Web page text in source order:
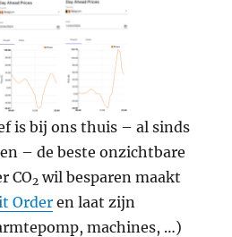
is bij ons thuis – al sinds
– de beste onzichtbare
CO2 wil besparen maakt
Order en laat zijn
machines, …)